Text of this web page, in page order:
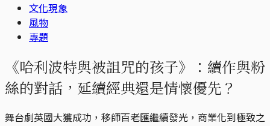
文化現象
風物
專題
《哈利波特與被詛咒的孩子》：續作與粉
絲的對話，延續經典還是情懷優先？
舞台劇英國大獲成功，移師百老匯繼續發光，商業化到極致之